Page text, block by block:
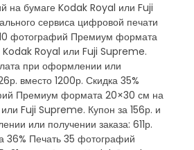
на бумаге Kodak Royal или Fuji
сервиса цифровой печати
фотографий Премиум формата
Royal или Fuji Supreme.
при оформлении или
вместо 1200р. Скидка 35%
Премиум формата 20×30 см на
Fuji Supreme. Купон за 156р. и
или получении заказа: 611р.
36% Печать 35 фотографий